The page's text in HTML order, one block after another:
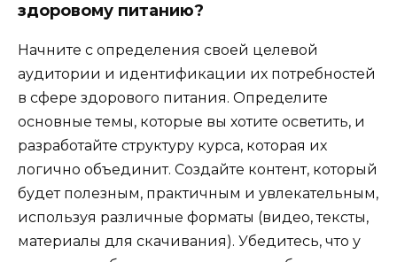
здоровому питанию?
Начните с определения своей целевой
аудитории и идентификации их потребностей
в сфере здорового питания. Определите
основные темы, которые вы хотите осветить, и
разработайте структуру курса, которая их
логично объединит. Создайте контент, который
будет полезным, практичным и увлекательным,
используя различные форматы (видео, тексты,
материалы для скачивания). Убедитесь, что у